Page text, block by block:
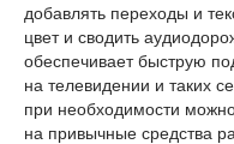
добавлять переходы и
цвет и сводить
обеспечивает быструю
на телевидении и таких
при необходимости
на привычные средства